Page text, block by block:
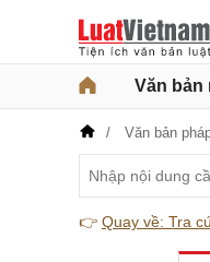
Văn bản
Văn bản
👉 Quay về: Tra